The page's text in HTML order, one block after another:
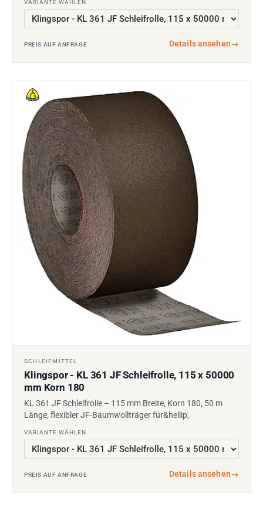
VARIANTE WÄHLEN
PREIS AUF ANFRAGE Details ansehen→
SCHLEIFMITTEL
Klingspor - KL 361 JF Schleifrolle, 115 x 50000
mm Korn 180
KL 361 JF Schleifrolle – 115 mm Breite, Korn 180, 50 m
Länge; flexibler JF-Baumwollträger für&hellip;
VARIANTE WÄHLEN
PREIS AUF ANFRAGE Details ansehen→